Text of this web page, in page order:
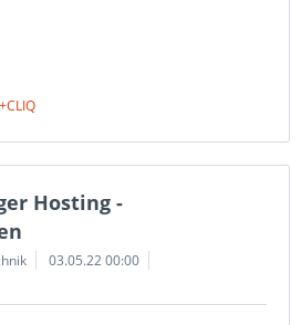
+CLIQ
Hosting -
03.05.22 00:00